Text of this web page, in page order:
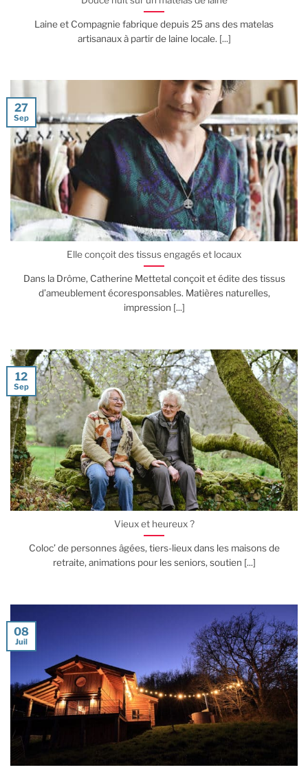
Laine et Compagnie fabrique depuis 25 ans des matelas
artisanaux à partir de laine locale. [...]
Elle conçoit des tissus engagés et locaux
Dans la Drôme, Catherine Mettetal conçoit et édite des tissus
d’ameublement écoresponsables. Matières naturelles,
impression [...]
27
Sep
Vieux et heureux ?
Coloc’ de personnes âgées, tiers-lieux dans les maisons de
retraite, animations pour les seniors, soutien [...]
12
Sep
08
Juil